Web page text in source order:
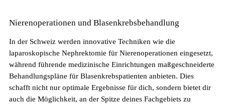
Nierenoperationen und Blasenkrebsbehandlung
In der Schweiz werden innovative Techniken wie die
laparoskopische Nephrektomie für Nierenoperationen eingesetzt,
während führende medizinische Einrichtungen maßgeschneiderte
Behandlungspläne für Blasenkrebspatienten anbieten. Dies
schafft nicht nur optimale Ergebnisse für dich, sondern bietet dir
auch die Möglichkeit, an der Spitze deines Fachgebiets zu